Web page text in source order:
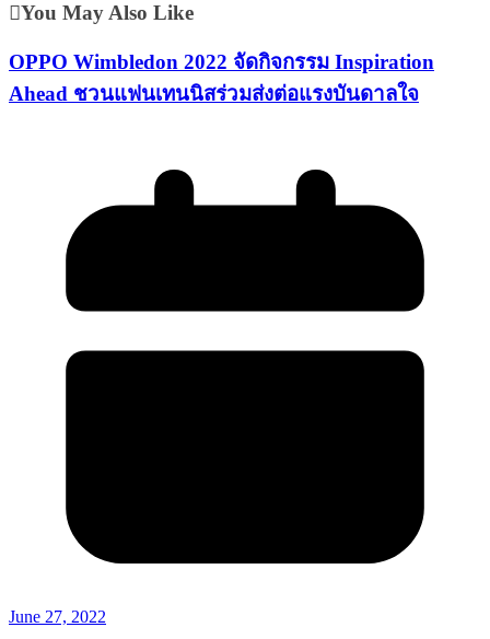
You May Also Like
OPPO Wimbledon 2022 จัดกิจกรรม Inspiration
Ahead ชวนแฟนเทนนิสร่วมส่งต่อแรงบันดาลใจ
June 27, 2022